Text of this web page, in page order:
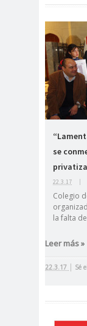
Cristiano
activismo
digital
Acuerdo
paz
Acuerdo
Nueva
Acuerdo
ADN
AFUCA
P
Alberto
se
22.3.17 |
Colegio
la falta
Leer más »
22.3.17 | Sé